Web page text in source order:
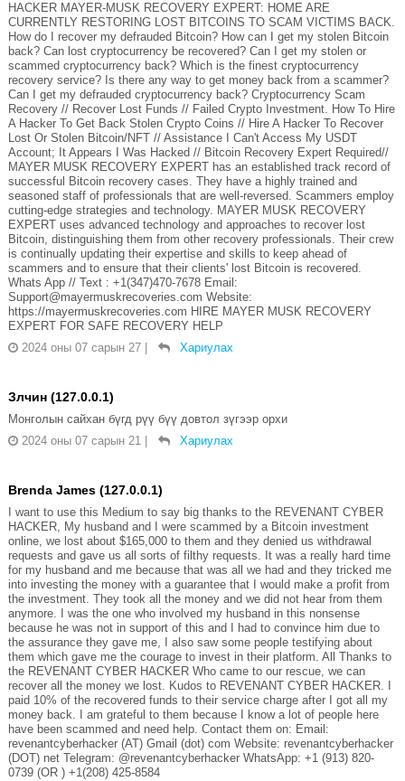
HACKER MAYER-MUSK RECOVERY EXPERT: HOME ARE
CURRENTLY RESTORING LOST BITCOINS TO SCAM VICTIMS BACK.
How do I recover my defrauded Bitcoin? How can I get my stolen Bitcoin
back? Can lost cryptocurrency be recovered? Can I get my stolen or
scammed cryptocurrency back? Which is the finest cryptocurrency
recovery service? Is there any way to get money back from a scammer?
Can I get my defrauded cryptocurrency back? Cryptocurrency Scam
Recovery // Recover Lost Funds // Failed Crypto Investment. How To Hire
A Hacker To Get Back Stolen Crypto Coins // Hire A Hacker To Recover
Lost Or Stolen Bitcoin/NFT // Assistance I Can't Access My USDT
Account; It Appears I Was Hacked // Bitcoin Recovery Expert Required//
MAYER MUSK RECOVERY EXPERT has an established track record of
successful Bitcoin recovery cases. They have a highly trained and
seasoned staff of professionals that are well-reversed. Scammers employ
cutting-edge strategies and technology. MAYER MUSK RECOVERY
EXPERT uses advanced technology and approaches to recover lost
Bitcoin, distinguishing them from other recovery professionals. Their crew
is continually updating their expertise and skills to keep ahead of
scammers and to ensure that their clients' lost Bitcoin is recovered.
Whats App // Text : +1(347)470-7678 Email:
Support@mayermuskrecoveries.com Website:
https://mayermuskrecoveries.com HIRE MAYER MUSK RECOVERY
EXPERT FOR SAFE RECOVERY HELP
2024 оны 07 сарын 27
Хариулах
Злчин (127.0.0.1)
Монголын сайхан бүгд рүү бүү довтол зүгээр орхи
2024 оны 07 сарын 21
Хариулах
Brenda James (127.0.0.1)
I want to use this Medium to say big thanks to the REVENANT CYBER
HACKER, My husband and I were scammed by a Bitcoin investment
online, we lost about $165,000 to them and they denied us withdrawal
requests and gave us all sorts of filthy requests. It was a really hard time
for my husband and me because that was all we had and they tricked me
into investing the money with a guarantee that I would make a profit from
the investment. They took all the money and we did not hear from them
anymore. I was the one who involved my husband in this nonsense
because he was not in support of this and I had to convince him due to
the assurance they gave me, I also saw some people testifying about
them which gave me the courage to invest in their platform. All Thanks to
the REVENANT CYBER HACKER Who came to our rescue, we can
recover all the money we lost. Kudos to REVENANT CYBER HACKER. I
paid 10% of the recovered funds to their service charge after I got all my
money back. I am grateful to them because I know a lot of people here
have been scammed and need help. Contact them on: Email:
revenantcyberhacker (AT) Gmail (dot) com Website: revenantcyberhacker
(DOT) net Telegram: @revenantcyberhacker WhatsApp: +1 (913) 820-
0739 (OR ) +1(208) 425-8584